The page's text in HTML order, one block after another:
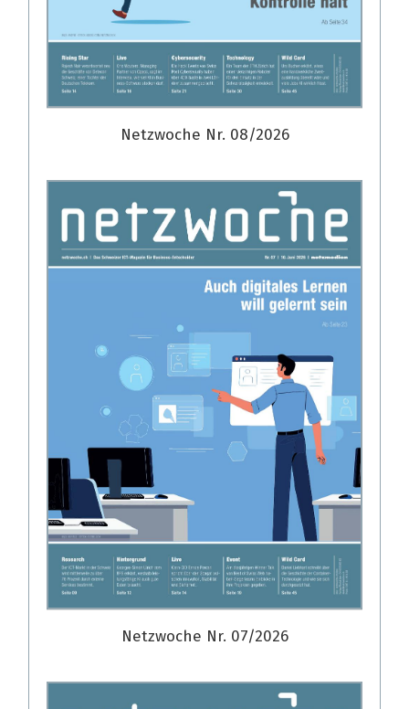
Netzwoche Nr. 08/2026
Netzwoche Nr. 07/2026